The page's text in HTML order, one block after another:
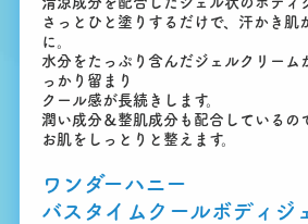
さっとひと塗りするだけで、汗かき肌
に。
水分をたっぷり含んだジェルクリーム
っかり留まり
クール感が長続きします。
潤い成分＆整肌成分も配合しているの
お肌をしっとりと整えます。
ワンダーハニー
バスタイムクールボディジ